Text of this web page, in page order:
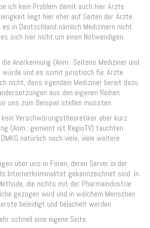
ich kein Problem damit auch hier Ärzte
liegt hier eher auf Seiten der Ärzte.
in Deutschland nämlich Medizinern nicht
sich hier nicht um einen Notwendigen
Anerkennung (Anm.: Seitens Mediziner und
würde und es somit juristisch für Ärzte
nicht, dass irgendein Mediziner bereit dazu
aus den eigenen Reihen
uns zum Beispiel stellen mussten.
Verschwörungstheoretiker aber kurz
(Anm.: gemeint ist RegioTV) tauchten
natürlich noch viele, viele weitere
über uns in Foren, deren Server in der
Internetkriminalität gekennzeichnet sind. In
die nichts mit der Pharmaindustrie
gezogen wird und in welchem Menschen
beleidigt und belächelt werden.
schnell eine eigene Seite.